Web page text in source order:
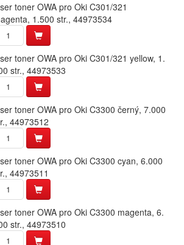
Packard)
toner OWA pro Oki C301/​321
1.​500 str.​,​ 44973534
toner OWA pro Oki C301/​321 yellow,​ 1.​
str.​,​ 44973533
toner OWA pro Oki C3300 černý,​ 7.​000
44973512
toner OWA pro Oki C3300 cyan,​ 6.​000
44973511
toner OWA pro Oki C3300 magenta,​ 6.​
str.​,​ 44973510